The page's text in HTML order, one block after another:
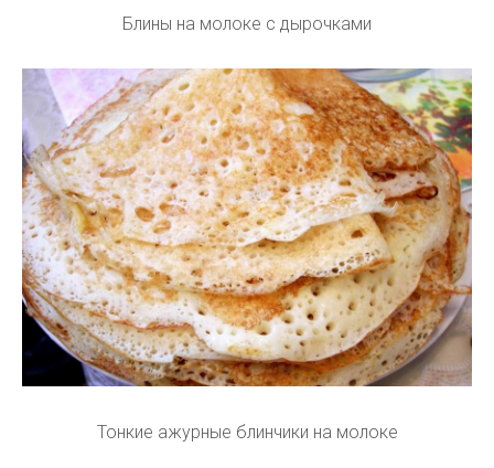
Блины на молоке с дырочками
Тонкие ажурные блинчики на молоке